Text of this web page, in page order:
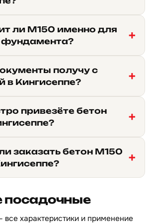
ли М150 именно для
фундамента?
получу с
в Кингисеппе?
привезёте бетон
заказать бетон М150
посадочные
все характеристики и применение